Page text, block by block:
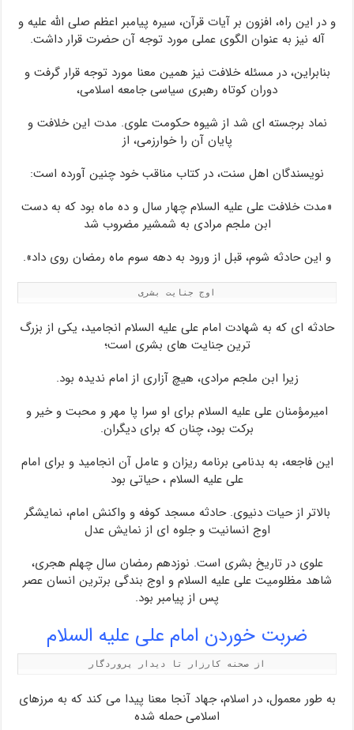
و در این راه، افزون بر آیات قرآن، سیره پیامبر اعظم صلی الله علیه و
آله نیز به عنوان الگوی عملی مورد توجه آن حضرت قرار داشت.
بنابراین، در مسئله خلافت نیز همین معنا مورد توجه قرار گرفت و
دوران کوتاه رهبری سیاسی جامعه اسلامی،
نماد برجسته ای شد از شیوه حکومت علوی. مدت این خلافت و
پایان آن را خوارزمی، از
نویسندگان اهل سنت، در کتاب مناقب خود چنین آورده است:
«مدت خلافت علی علیه السلام چهار سال و ده ماه بود که به دست
ابن ملجم مرادی به شمشیر مضروب شد
و این حادثه شوم، قبل از ورود به دهه سوم ماه رمضان روی داد».
اوج جنایت بشری
حادثه ای که به شهادت امام علی علیه السلام انجامید، یکی از بزرگ
ترین جنایت های بشری است؛
زیرا ابن ملجم مرادی، هیچ آزاری از امام ندیده بود.
امیرمؤمنان علی علیه السلام برای او سرا پا مهر و محبت و خیر و
برکت بود، چنان که برای دیگران.
این فاجعه، به بدنامی برنامه ریزان و عامل آن انجامید و برای امام
علی علیه السلام ، حیاتی بود
بالاتر از حیات دنیوی. حادثه مسجد کوفه و واکنش امام، نمایشگر
اوج انسانیت و جلوه ای از نمایش عدل
علوی در تاریخ بشری است. نوزدهم رمضان سال چهلم هجری،
شاهد مظلومیت علی علیه السلام و اوج بندگی برترین انسان عصر
پس از پیامبر بود.
ضربت خوردن امام علی علیه السلام
از صحنه کارزار تا دیدار پروردگار
به طور معمول، در اسلام، جهاد آنجا معنا پیدا می کند که به مرزهای
اسلامی حمله شده